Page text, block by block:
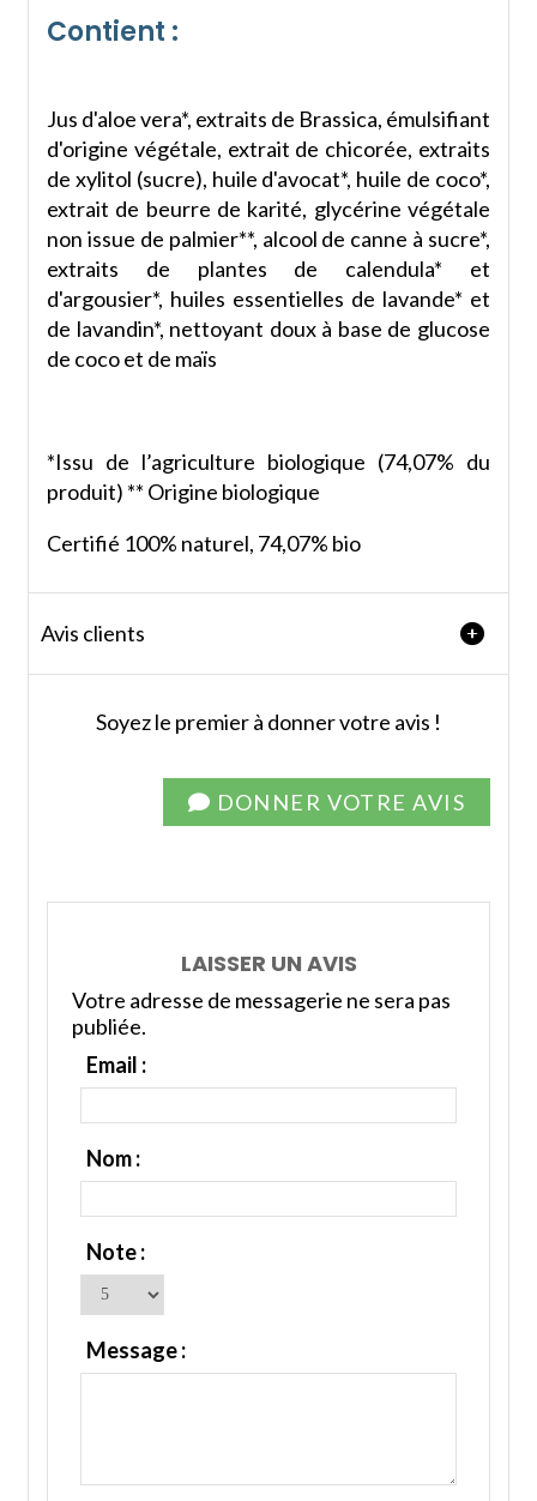
Contient :
Jus d'aloe vera*, extraits de Brassica, émulsifiant
d'origine végétale, extrait de chicorée, extraits
de xylitol (sucre), huile d'avocat*, huile de coco*,
extrait de beurre de karité, glycérine végétale
non issue de palmier**, alcool de canne à sucre*,
extraits de plantes de calendula* et
d'argousier*, huiles essentielles de lavande* et
de lavandin*, nettoyant doux à base de glucose
de coco et de maïs
*Issu de l’agriculture biologique (74,07% du
produit) ** Origine biologique
Certifié 100% naturel, 74,07% bio
Avis clients
Soyez le premier à donner votre avis !
DONNER VOTRE AVIS
LAISSER UN AVIS
Votre adresse de messagerie ne sera pas
publiée.
Email :
Nom :
Note :
Message :